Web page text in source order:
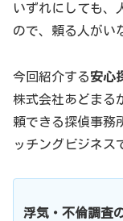
いずれにしても、
ので、頼る人がい
今回紹介する安心
株式会社あどまる
頼できる探偵事務
ッチングビジネス
浮気・不倫調査